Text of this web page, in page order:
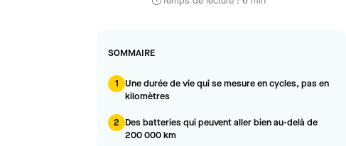
SOMMAIRE
1
Une durée de vie qui se mesure en cycles, pas en
kilomètres
2 Des batteries qui peuvent aller bien au-delà de
200 000 km